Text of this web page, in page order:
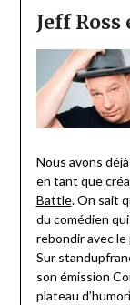
Jeff
Nous avons
en tant que
Battle. On sait
du comédien
rebondir avec le
Sur
son émission
plateau